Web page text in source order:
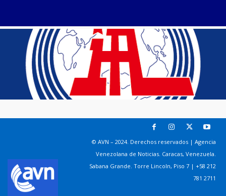
© AVN – 2024. Derechos reservados | Agencia
Venezolana de Noticias. Caracas, Venezuela.
Sabana Grande. Torre Lincoln, Piso 7 | +58 212
781 2711